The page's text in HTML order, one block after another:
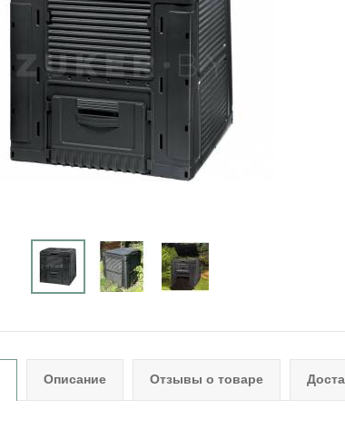
Описание Отзывы о товаре